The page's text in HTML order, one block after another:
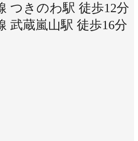
つきのわ駅 徒歩12分
武蔵嵐山駅 徒歩16分